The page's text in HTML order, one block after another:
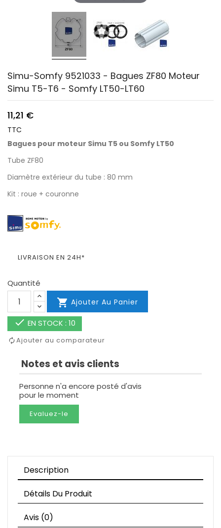
Simu-Somfy 9521033 - Bagues ZF80 Moteur
Simu T5-T6 - Somfy LT50-LT60
11,21 €
TTC
Bagues pour moteur Simu T5 ou Somfy LT50
Tube ZF80
Diamètre extérieur du tube : 80 mm
Kit : roue + couronne
LIVRAISON EN 24H*
Quantité
 Ajouter Au Panier
 EN STOCK : 10
Ajouter au comparateur
Notes et avis clients
Personne n'a encore posté d'avis
pour le moment
Evaluez-le
Description
Détails Du Produit
Avis (0)